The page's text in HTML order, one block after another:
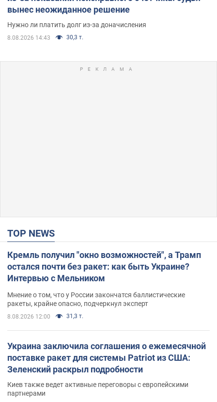
вынес неожиданное решение
Нужно ли платить долг из-за доначисления
8.08.2026 14:43 30,3 т.
TOP NEWS
Кремль получил "окно возможностей", а Трамп
остался почти без ракет: как быть Украине?
Интервью с Мельником
Мнение о том, что у России закончатся баллистические
ракеты, крайне опасно, подчеркнул эксперт
8.08.2026 12:00 31,3 т.
Украина заключила соглашения о ежемесячной
поставке ракет для системы Patriot из США:
Зеленский раскрыл подробности
Киев также ведет активные переговоры с европейскими
партнерами